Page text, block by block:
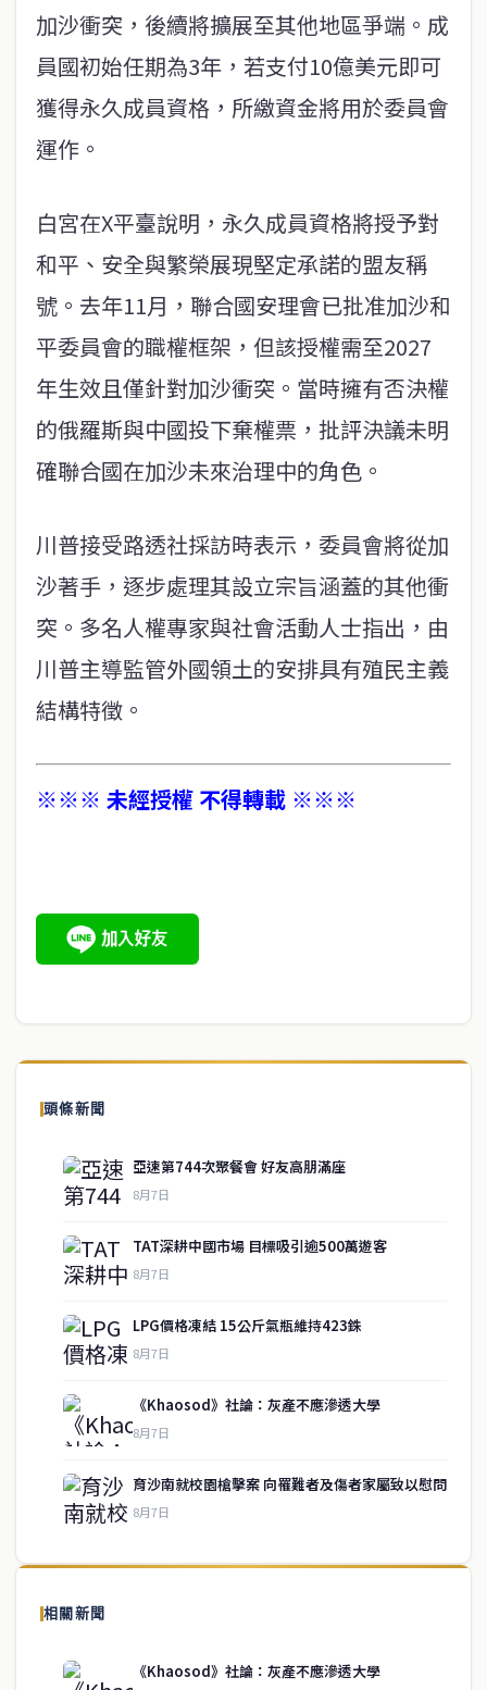
加沙衝突，後續將擴展至其他地區爭端。成
員國初始任期為3年，若支付10億美元即可
獲得永久成員資格，所繳資金將用於委員會
運作。
白宮在X平臺說明，永久成員資格將授予對
和平、安全與繁榮展現堅定承諾的盟友稱
號。去年11月，聯合國安理會已批准加沙和
平委員會的職權框架，但該授權需至2027
年生效且僅針對加沙衝突。當時擁有否決權
的俄羅斯與中國投下棄權票，批評決議未明
確聯合國在加沙未來治理中的角色。
川普接受路透社採訪時表示，委員會將從加
沙著手，逐步處理其設立宗旨涵蓋的其他衝
突。多名人權專家與社會活動人士指出，由
川普主導監管外國領土的安排具有殖民主義
結構特徵。
※※※ 未經授權 不得轉載 ※※※
頭條新聞
亞速第744次聚餐會 好友高朋滿座
8月7日
TAT深耕中國市場 目標吸引逾500萬遊客
8月7日
LPG價格凍結 15公斤氣瓶維持423銖
8月7日
《Khaosod》社論：灰產不應滲透大學
8月7日
育沙南就校園槍擊案 向罹難者及傷者家屬致以慰問
8月7日
相關新聞
《Khaosod》社論：灰產不應滲透大學
關於我們
泰國中文新聞（TCN）是一家總部設於曼谷的中文新聞媒體，致力於
供即時、客觀、多元的中文新聞內容。
service@thaichinesenews.com